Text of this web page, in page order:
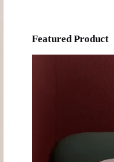
Featured Product